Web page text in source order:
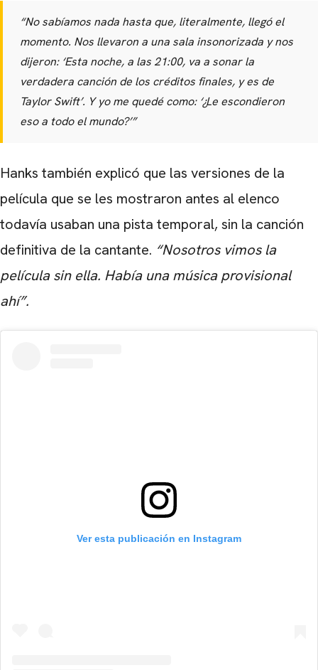
“No sabíamos nada hasta que, literalmente, llegó el
momento. Nos llevaron a una sala insonorizada y nos
dijeron: ‘Esta noche, a las 21:00, va a sonar la
verdadera canción de los créditos finales, y es de
Taylor Swift’. Y yo me quedé como: ‘¿Le escondieron
eso a todo el mundo?’”
Hanks también explicó que las versiones de la
película que se les mostraron antes al elenco
todavía usaban una pista temporal, sin la canción
definitiva de la cantante. “Nosotros vimos la
película sin ella. Había una música provisional
ahí”.
Ver esta publicación en Instagram